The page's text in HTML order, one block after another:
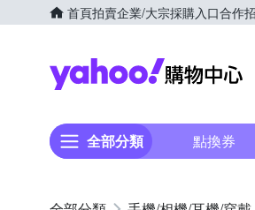
首頁拍賣企業/大宗採購入口合作
全部分類 點換券